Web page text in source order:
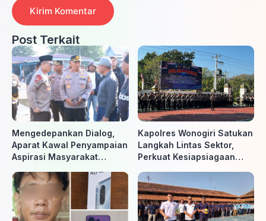
Post Terkait
Mengedepankan Dialog,
Aparat Kawal Penyampaian
Aspirasi Masyarakat
Timur
Kapolres Wonogiri Satukan
Langkah Lintas Sektor,
Perkuat Kesiapsiagaan